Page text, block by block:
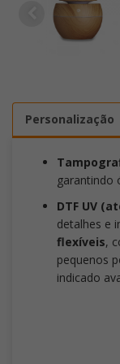
Personalização
garantindo
DTF UV
detalhes e
flexíveis,
pequenos
indicado